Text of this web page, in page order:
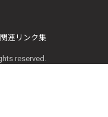
連リンク集
reserved.